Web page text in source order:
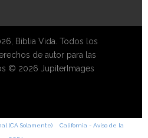
Biblia Vida. Todos los
de autor para las
© 2026 JupiterImages
(CA Solamente) California - Aviso de la